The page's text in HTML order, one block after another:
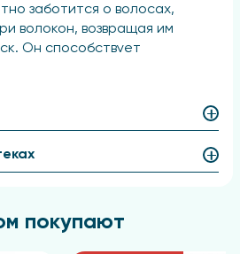
заботится о волосах,
волокон, возвращая им
Он способствует
объема и облегчает
увлажнённые волосы,
структуру волос, оставив
покупают